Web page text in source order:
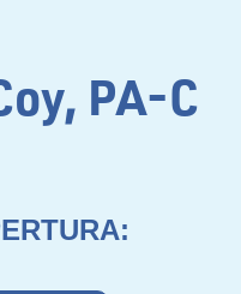
PA-C